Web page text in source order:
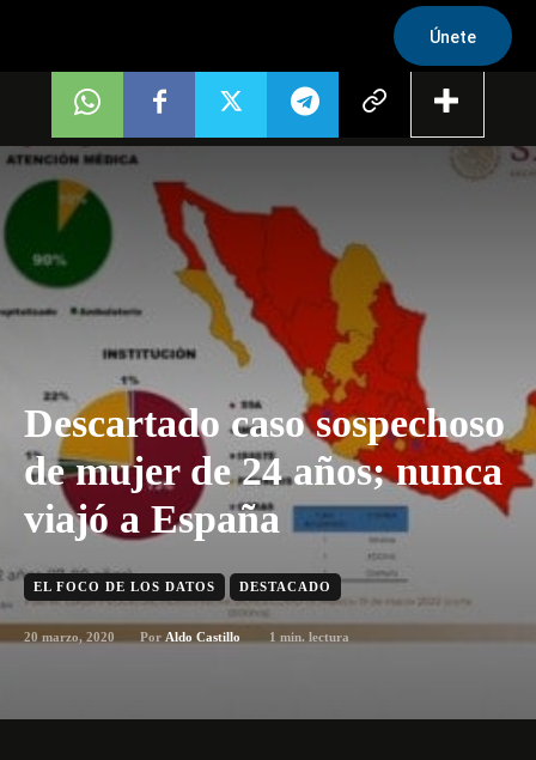
Únete
Descartado caso sospechoso
de mujer de 24 años; nunca
viajó a España
EL FOCO DE LOS DATOS DESTACADO
20 marzo, 2020 Por Aldo Castillo 1 min. lectura